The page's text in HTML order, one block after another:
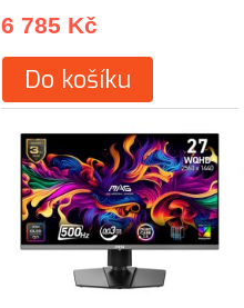
6 785 Kč
Do košíku